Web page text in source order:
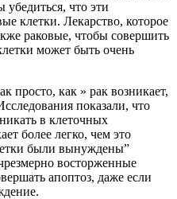
убедиться, что эти
клетки. Лекарство, которое
раковые, чтобы совершить
может быть очень
просто, как » рак возникает,
показали, что
в клеточных
более легко, чем это
были вынуждены”
восторженные
апоптоз, даже если